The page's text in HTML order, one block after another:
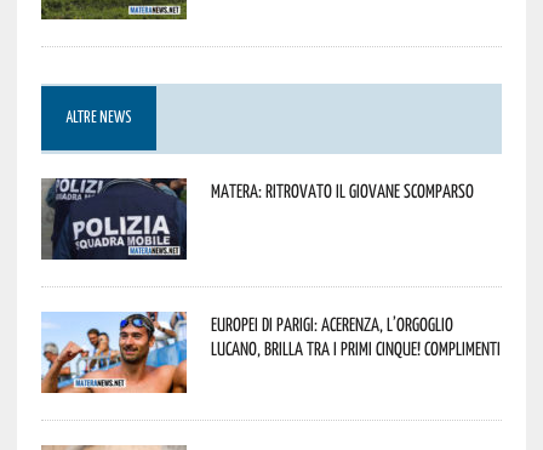
ALTRE NEWS
Matera: ritrovato il giovane scomparso
Europei di Parigi: Acerenza, l’orgoglio
lucano, brilla tra i primi cinque! Complimenti